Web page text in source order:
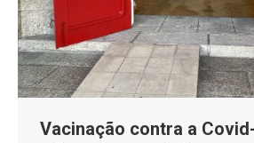
Vacinação contra a